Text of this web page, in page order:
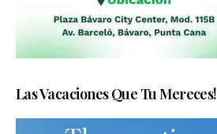
Las Vacaciones Que Tu Mereces!